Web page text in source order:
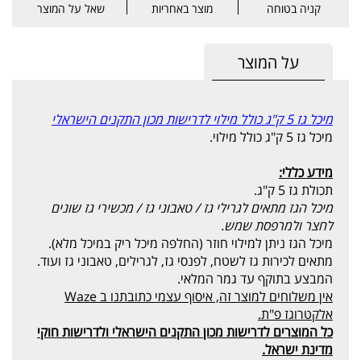
קניה בטוחה מוצר באחריות שאל על המוצר
על המוצר
מיכל גז 5 ק"ג כולל מילוי לדרישות מכון התקנים הישראלי
מיכל גז 5 ק"ג כולל מילוי.
מידע כללי:
תכולת גז 5 ק"ג.
מיכל הגז מתאים לגרילי גז / טאבוני גז / מכשירי גז שונים
לחצר ולמרפסת שמש.
מיכל הגז ניתן למילוי חוזר (החלפה מיכל ריק במיכל מלא).
מתאים לכירות גז לשטח, לפנסי גז, לגרילים, טאבוני גז ועוד.
המבצע בתוקף עד גמר המלאי.
אין משלוחים למוצר זה, איסוף עצמי כתובתנו ב Waze
אלקטרוגז פ"ת.
כל המוצרים לדרישות מכון התקנים הישראלי ולדרישות חוקי
מדינת ישראל.